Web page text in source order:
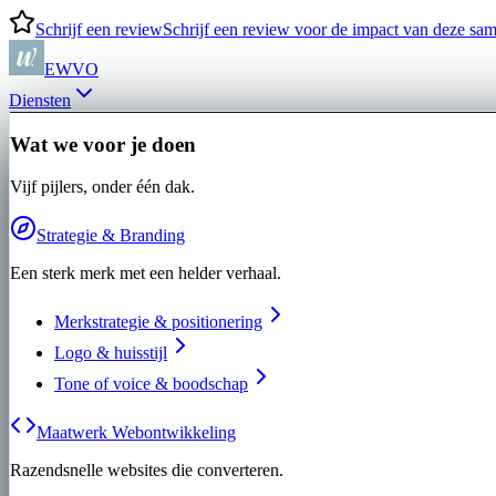
Schrijf een reviewSchrijf een review voor de impact van deze
EWVO
Diensten
Wat we voor je doen
Vijf pijlers, onder één dak.
Strategie & Branding
Een sterk merk met een helder verhaal.
Merkstrategie & positionering
Logo & huisstijl
Tone of voice & boodschap
Maatwerk Webontwikkeling
Razendsnelle websites die converteren.